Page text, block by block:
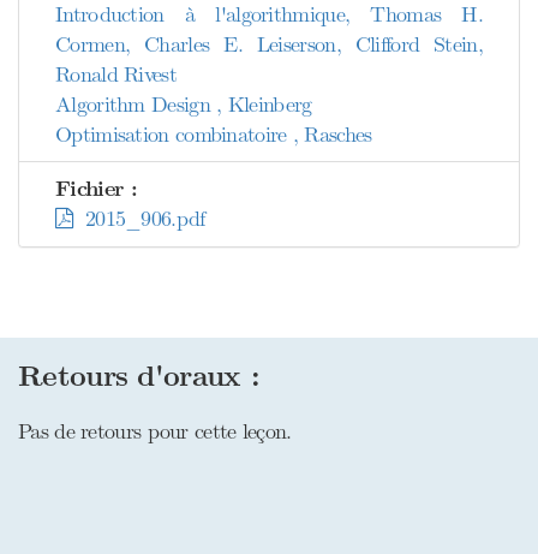
Introduction à l'algorithmique, Thomas H.
Cormen, Charles E. Leiserson, Clifford Stein,
Ronald Rivest
Algorithm Design , Kleinberg
Optimisation combinatoire , Rasches
Fichier :
2015_906.pdf
Retours d'oraux :
Pas de retours pour cette leçon.